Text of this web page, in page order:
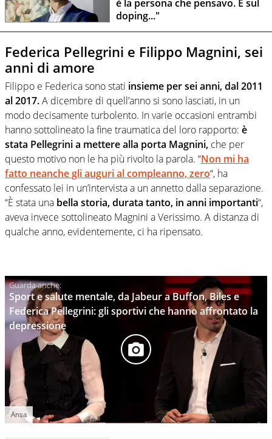
è la persona che pensavo. E sul
doping..."
Federica Pellegrini e Filippo Magnini, sei
anni di amore
Filippo e Federica sono stati insieme per sei anni, dal 2011
al 2017.A dicembre di quell’anno si sono lasciati, in un
modo decisamente turbolento. In varie occasioni entrambi
hanno sottolineato la fine traumatica del loro rapporto: è
stata Pellegrini a mettere alla porta Magnini, che per
questo motivo non le ha più rivolto la parola. “Non mi ha
fatto neanche gli auguri al compleanno, zero“, ha
confessato lei in un’intervista a un annetto dalla separazione.
“È stata una bella storia, durata tanto, in anni importanti“,
aveva invece sottolineato Magnini a Verissimo. A distanza di
qualche anno, evidentemente, ci ha ripensato.
Sport e salute mentale, da Jabeur a Buffon, Biles e
Federica Pellegrini: gli sportivi che hanno affrontato la
depressione
Ansa